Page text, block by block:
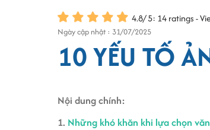
4.8/5: 14ratings -
Ngày cập nhật : 31/07/2025
10 YẾU TỐ
Nội dung chính:
1. Những khó khăn khi lựa chọn